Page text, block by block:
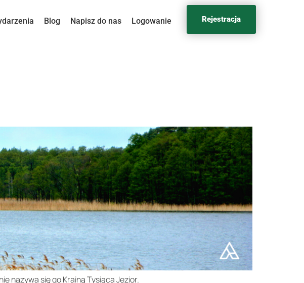
Blog Napisz do nas Logowanie Rejestracja
nazywa się go Krainą Tysiąca Jezior.